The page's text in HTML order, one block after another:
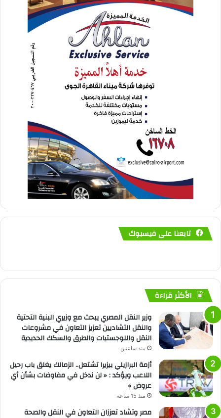
تابعنا على فيسبوك
الأكثر قراءة
وزير النقل المصري يبحث مع وزيري البنية التحتية
والنقل التشاديين تعزيز التعاون في مشروعات
النقل واللوجستيات والطرق والسكك الحديدية
منذ ساعتين
أزمة البرازيلي بيزيرا تشتعل.. الزمالك يغلق باب رحيل
اللاعب ويؤكد : « لن ندخل في مفاوضات بشأن أي
عروض »
منذ 15 ساعة
مصر وتشاد تعززان التعاون في النقل والصحة